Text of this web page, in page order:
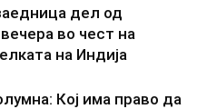
дел од
во чест на
на Индија
Кој има право да